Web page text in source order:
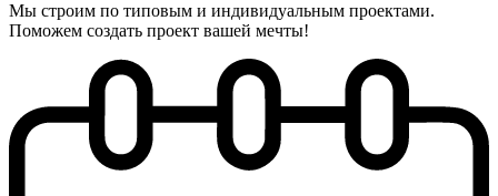
Мы строим по типовым и индивидуальным проектами.
Поможем создать проект вашей мечты!